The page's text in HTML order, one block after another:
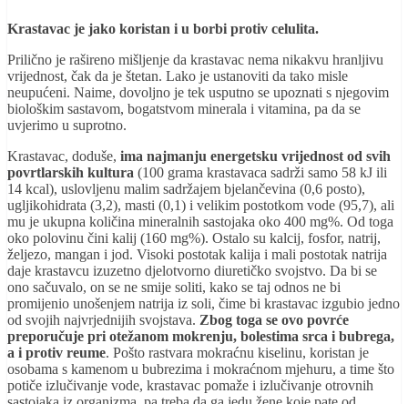
Krastavac je jako koristan i u borbi protiv celulita.
Prilično je rašireno mišljenje da krastavac nema nikakvu hranljivu
vrijednost, čak da je štetan. Lako je ustanoviti da tako misle
neupućeni. Naime, dovoljno je tek usputno se upoznati s njegovim
biološkim sastavom, bogatstvom minerala i vitamina, pa da se
uvjerimo u suprotno.
Krastavac, doduše, ima najmanju energetsku vrijednost od svih
povrtlarskih kultura (100 grama krastavaca sadrži samo 58 kJ ili
14 kcal), uslovljenu malim sadržajem bjelančevina (0,6 posto),
ugljikohidrata (3,2), masti (0,1) i velikim postotkom vode (95,7), ali
mu je ukupna količina mineralnih sastojaka oko 400 mg%. Od toga
oko polovinu čini kalij (160 mg%). Ostalo su kalcij, fosfor, natrij,
željezo, mangan i jod. Visoki postotak kalija i mali postotak natrija
daje krastavcu izuzetno djelotvorno diuretičko svojstvo. Da bi se
ono sačuvalo, on se ne smije soliti, kako se taj odnos ne bi
promijenio unošenjem natrija iz soli, čime bi krastavac izgubio jedno
od svojih najvrjednijih svojstava. Zbog toga se ovo povrće
preporučuje pri otežanom mokrenju, bolestima srca i bubrega,
a i protiv reume. Pošto rastvara mokraćnu kiselinu, koristan je
osobama s kamenom u bubrezima i mokraćnom mjehuru, a time što
potiče izlučivanje vode, krastavac pomaže i izlučivanje otrovnih